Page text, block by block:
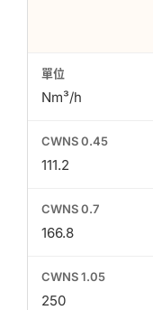
Nm³/h
111.2
166.8
250